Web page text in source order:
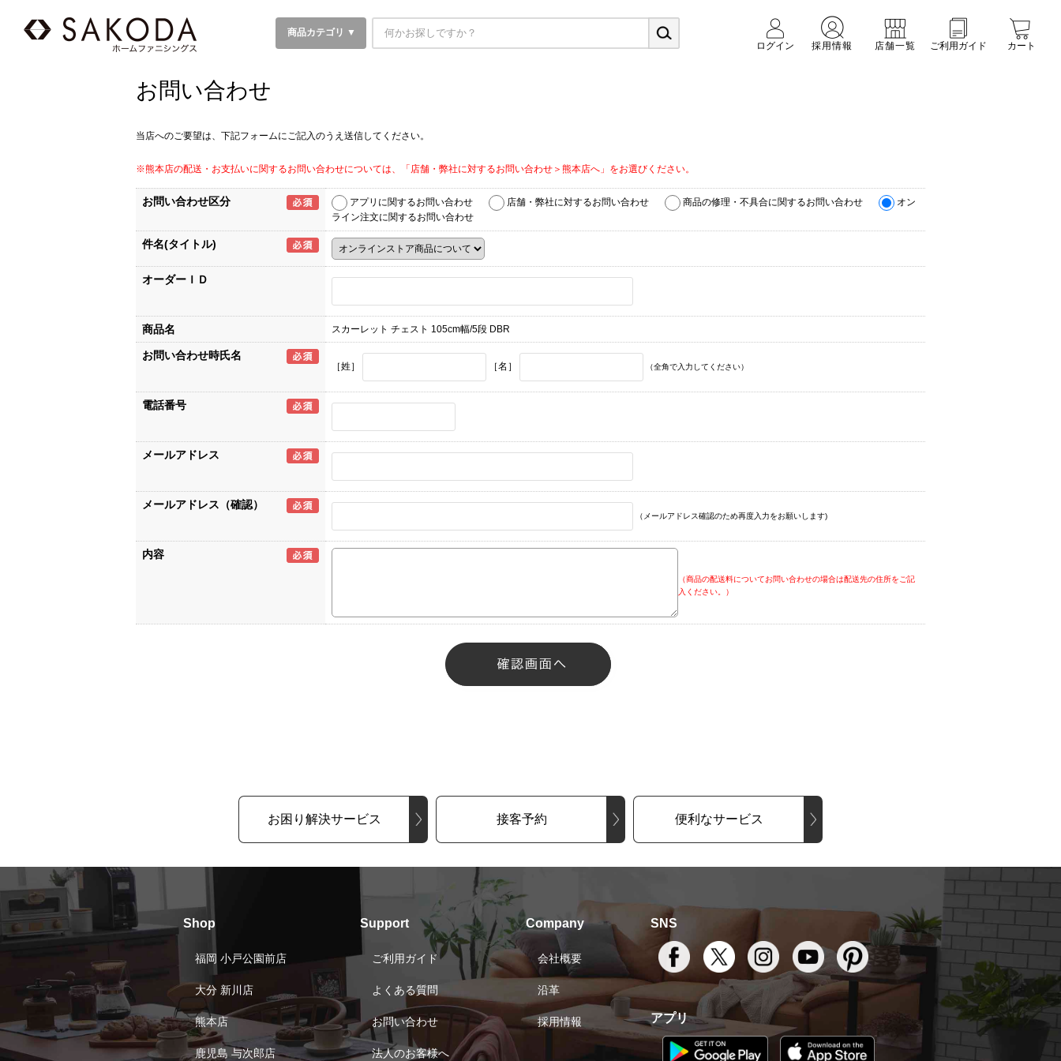
商品カテゴリ ▼
ログイン
採用情報 店舗一覧 ご利用ガイド カート
お問い合わせ
当店へのご要望は、下記フォームにご記入のうえ送信してください。
※熊本店の配送・お支払いに関するお問い合わせについては、「店舗・弊社に対するお問い合わせ＞熊本店へ」をお選びください。
お問い合わせ区分 アプリに関するお問い合わせ 店舗・弊社に対するお問い合わせ 商品の修理・不具合に関するお問い合わせ
オン
ライン注文に関するお問い合わせ
件名(タイトル)
オーダーＩＤ
商品名 スカーレット チェスト 105cm幅/5段 DBR
お問い合わせ時氏名
［姓］ ［名］ （全角で入力してください）
電話番号
メールアドレス
メールアドレス（確認）
（メールアドレス確認のため再度入力をお願いします)
内容
（商品の配送料についてお問い合わせの場合は配送先の住所をご記
入ください。）
お困り解決サービス 接客予約 便利なサービス
Shop
福岡 小戸公園前店
大分 新川店
熊本店
鹿児島 与次郎店
Support
ご利用ガイド
よくある質問
お問い合わせ
法人のお客様へ
Company
会社概要
沿革
採用情報
SNS
アプリ